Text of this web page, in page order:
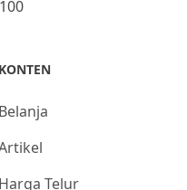
KONTEN
Belanja
Harga Telur